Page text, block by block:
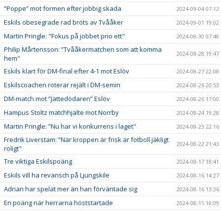
”Poppe” mot formen efter jobbig skada 2024-09-04 07:12
Eskils obesegrade rad bröts av Tvååker 2024-09-01 19:02
Martin Pringle: "Fokus på jobbet prio ett" 2024-08-30 07:48
Philip Mårtensson: ”Tvååkermatchen som att komma
hem"
2024-08-28 19:47
Eskils klart för DM-final efter 4-1 mot Eslöv 2024-08-27 22:08
Eskilscoachen roterar rejält i DM-semin 2024-08-26 20:53
DM-match mot ”Jättedödaren” Eslöv 2024-08-26 17:00
Hampus Stoltz matchhjälte mot Norrby 2024-08-24 19:28
Martin Pringle: ”Nu har vi konkurrens i laget" 2024-08-23 22:16
Fredrik Liverstam: ”När kroppen är frisk är fotboll jäkligt
roligt"
2024-08-22 21:43
Tre viktiga Eskilspoäng 2024-08-17 18:41
Eskils vill ha revansch på Ljungskile 2024-08-16 14:27
Adrian har spelat mer än han förväntade sig 2024-08-16 13:36
En poäng när herrarna höststartade 2024-08-11 18:09